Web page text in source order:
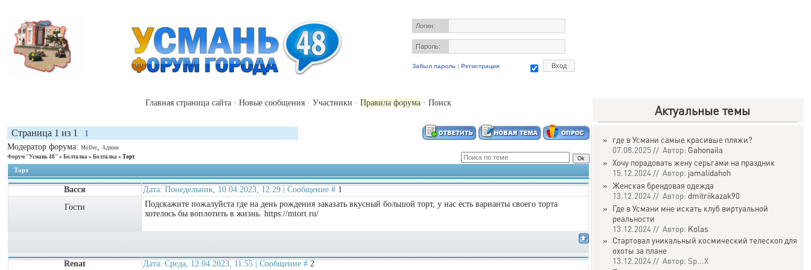
Логин:
Пароль:
Забыл пароль | Регистрация
Главная страница сайта · Новые сообщения · Участники · Правила форума · Поиск Актуальные темы
Страница 1 из 1
1
Модератор форума: MoDer, Админ
Форум "Усмань 48" » Болталка » Болталка » Торт
Торт
Васся Дата: Понедельник, 10.04.2023, 12:29 | Сообщение # 1
Гости
Подскажите пожалуйста где на день рождения заказать вкусный большой торт, у нас есть варианты своего торта
хотелось бы воплотить в жизнь. https://mtort.ru/
Renat Дата: Среда, 12.04.2023, 11:55 | Сообщение # 2
» где в Усмани самые красивые пляжи?
07.08.2025 // Автор: Gahonaila
» Хочу порадовать жену серьгами на праздник
15.12.2024 // Автор: jamalidahoh
» Женская брендовая одежда
13.12.2024 // Автор: dmitriikazak90
» Где в Усмани мне искать клуб виртуальной
реальности
13.12.2024 // Автор: Kolas
» Стартовал уникальный космический телескоп для
охоты за плане
13.12.2024 // Автор: Sp...X